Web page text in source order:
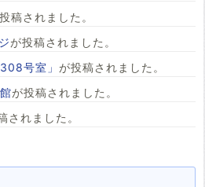
稿されました。
が投稿されました。
号室」 が投稿されました。
が投稿されました。
されました。